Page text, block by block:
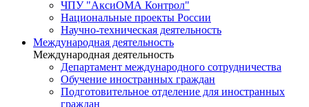
ЧПУ "АксиОМА Контрол"
Национальные проекты России
Научно-техническая деятельность
Международная деятельность
Международная деятельность
Департамент международного сотрудничества
Обучение иностранных граждан
Подготовительное отделение для иностранных
граждан